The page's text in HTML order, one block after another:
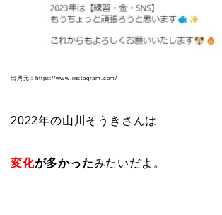
出典元：https://www.instagram.com/
2022年の山川そうきさんは
変化が多かったみたいだよ。